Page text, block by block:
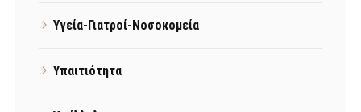
Υγεία-Γιατροί-Νοσοκομεία
Υπαιτιότητα